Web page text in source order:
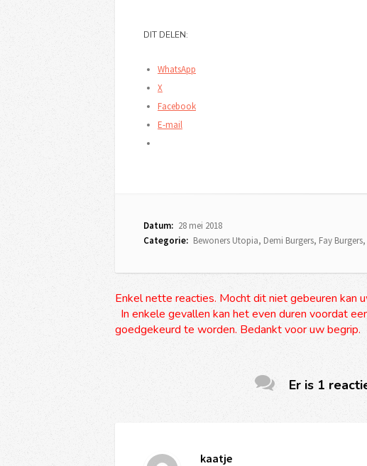
DIT DELEN:
WhatsApp
X
Facebook
E-mail
Datum: 28 mei 2018
Categorie: Bewoners Utopia, Demi Burgers, Fay Burgers,
Enkel nette reacties. Mocht dit niet gebeuren
In enkele gevallen kan het even duren voordat
goedgekeurd te worden. Bedankt voor uw begrip.
Er is 1
kaatje